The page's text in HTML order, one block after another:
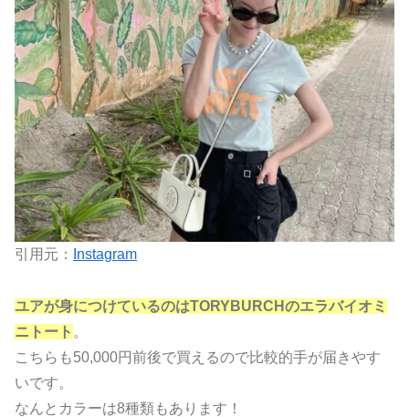
引用元： Instagram
ユアが身につけているのはTORYBURCHのエラバイオミ
ニトート 。
こちらも50,000円前後で買えるので比較的手が届きやす
いです。
なんとカラーは8種類もあります！